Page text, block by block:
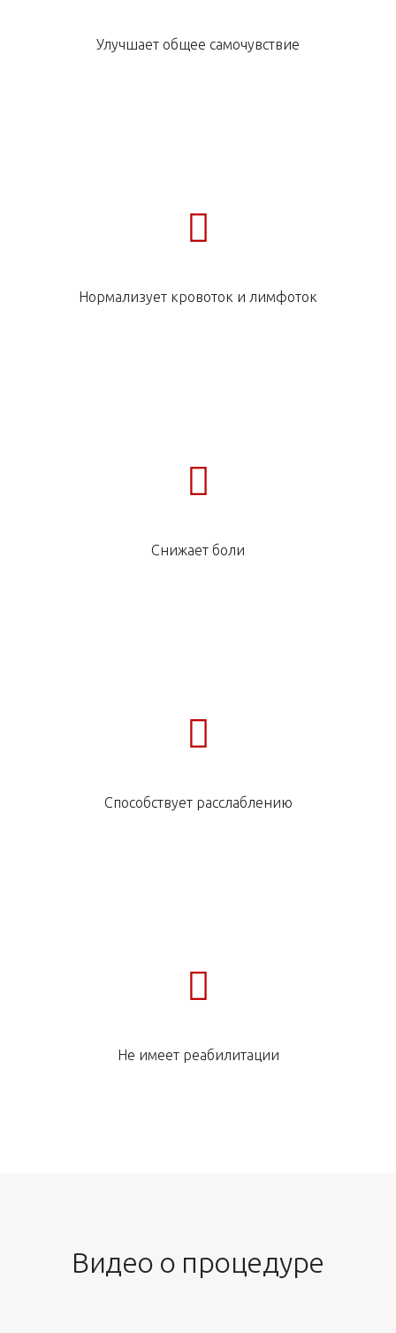
Улучшает общее самочувствие
Нормализует кровоток и лимфоток
Снижает боли
Способствует расслаблению
Не имеет реабилитации
Видео о процедуре